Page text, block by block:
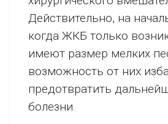
Действительно, на
когда ЖКБ только
имеют размер мелких
возможность от них
предотвратить
болезни.